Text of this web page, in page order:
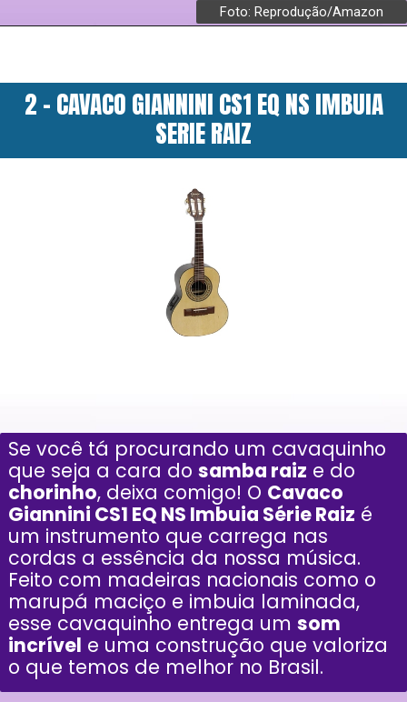
Foto: Reprodução/Amazon
2 - CAVACO GIANNINI CS1 EQ NS IMBUIA
SERIE RAIZ
Se você tá procurando um cavaquinho
que seja a cara do samba raiz e do
chorinho, deixa comigo! O Cavaco
Giannini CS1 EQ NS Imbuia Série Raiz é
um instrumento que carrega nas
cordas a essência da nossa música.
Feito com madeiras nacionais como o
marupá maciço e imbuia laminada,
esse cavaquinho entrega um som
incrível e uma construção que valoriza
o que temos de melhor no Brasil.